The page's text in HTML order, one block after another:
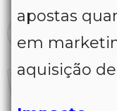
apostas
em
aquisição